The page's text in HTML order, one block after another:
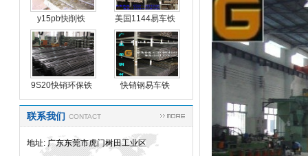
y15pb快削铁
y15p
美国1144易车铁
9S20快销环保铁 快销钢易车铁
联系我们 CONTACT
地址: 广东东莞市虎门树田工业区